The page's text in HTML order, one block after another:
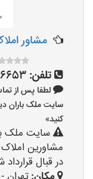
مشاور
تلفن:
لطفا پس از
کنید»
سایت ملک
مشاورین
در قبال قرارداد